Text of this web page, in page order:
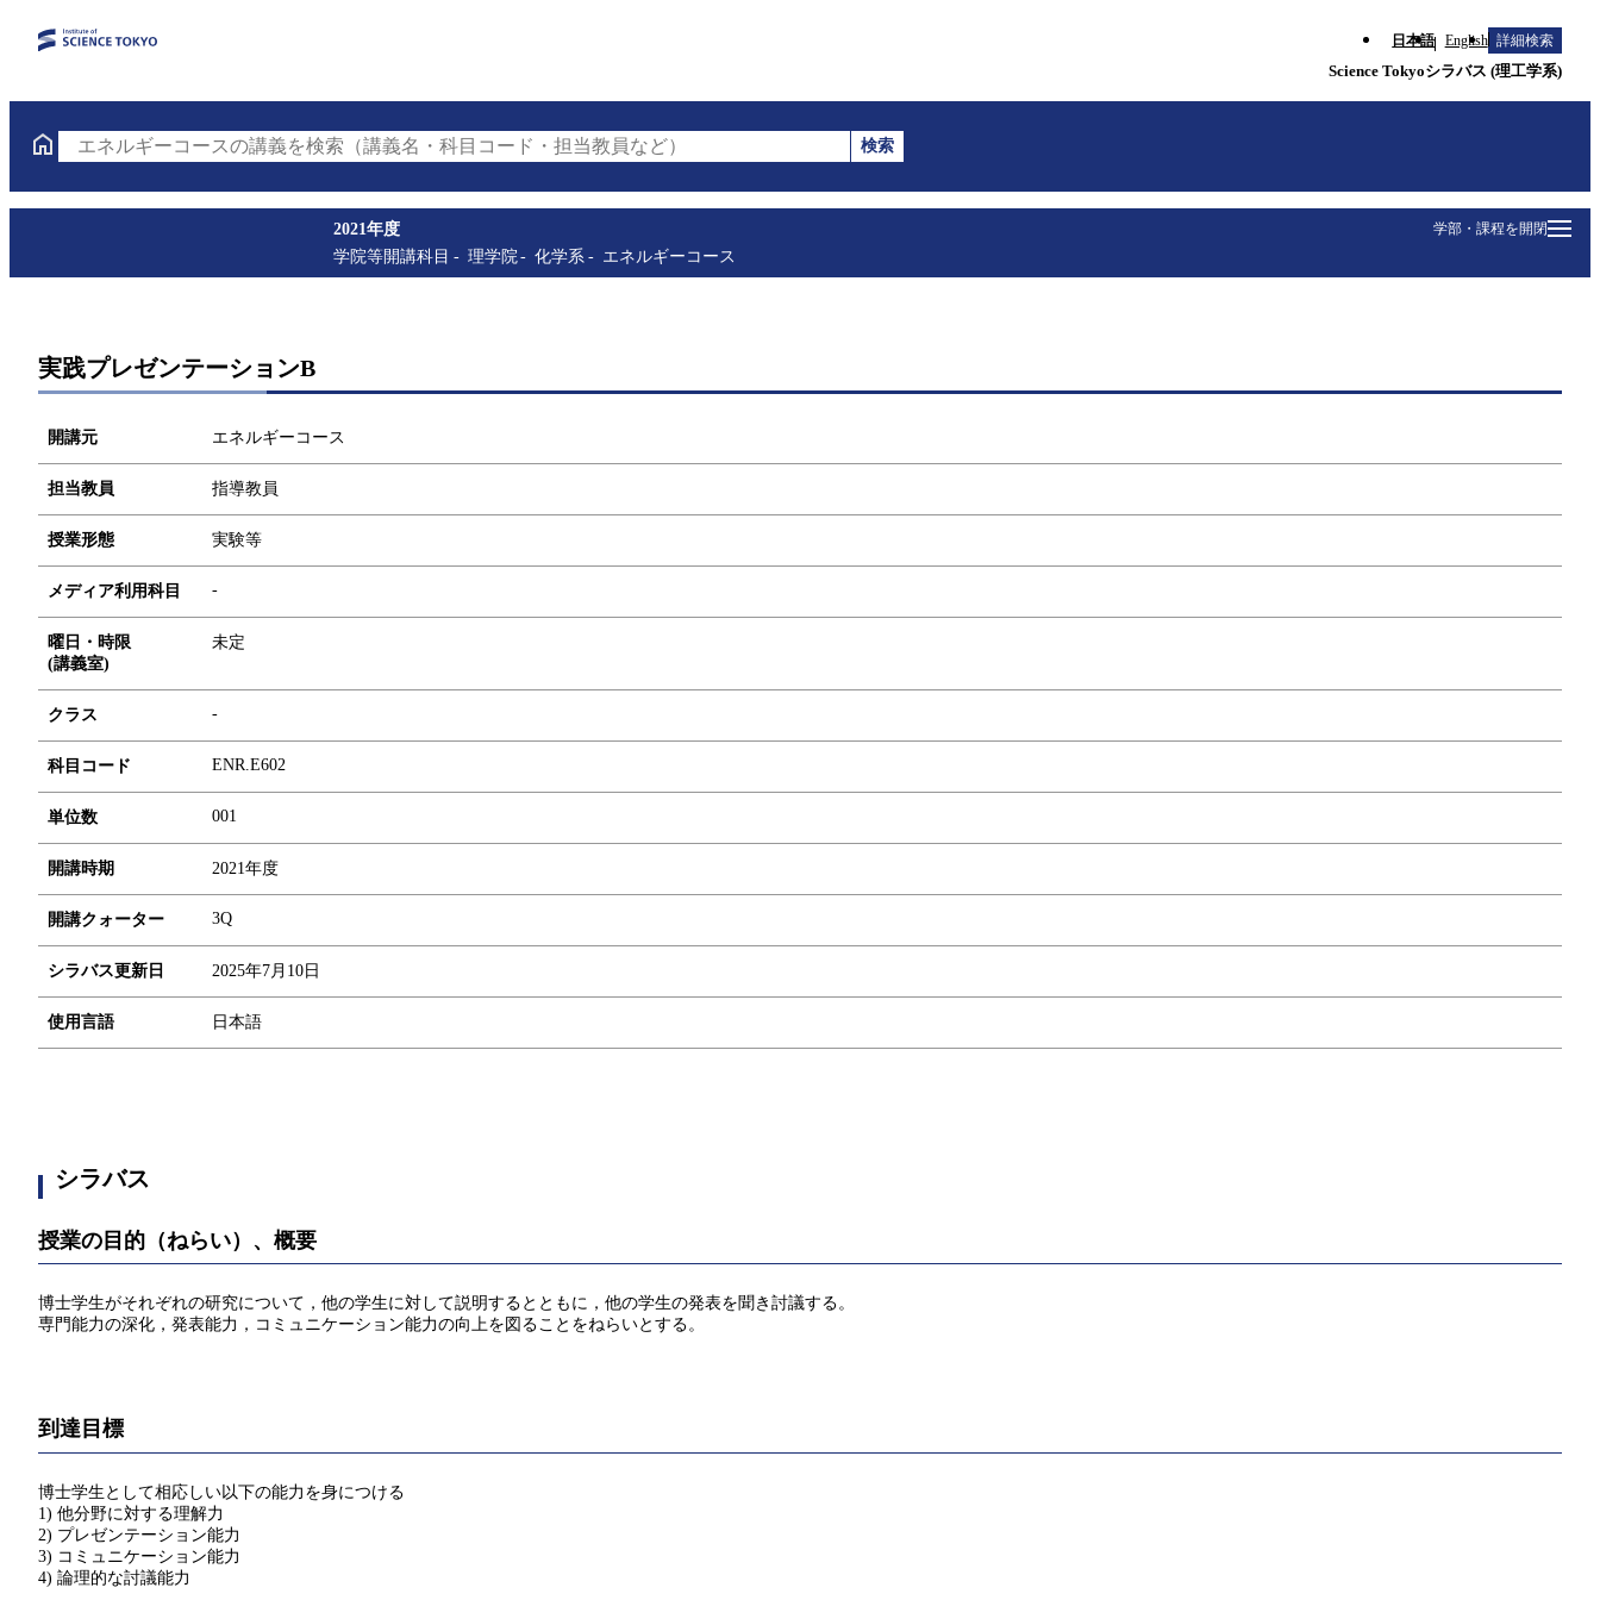
日本語 English 詳細検索
Science Tokyoシラバス (理工学系)
エネルギーコースの講義を検索（講義名・科目コード・担当教員など）
検索
学部・課程を開閉
2021年度
学院等開講科目
理学院 化学系 エネルギーコース
実践プレゼンテーションB
開講元 エネルギーコース
担当教員 指導教員
授業形態 実験等
メディア利用科目 -
曜日・時限
(講義室)
未定
クラス -
科目コード ENR.E602
単位数 001
開講時期 2021年度
開講クォーター 3Q
シラバス更新日 2025年7月10日
使用言語 日本語
シラバス
授業の目的（ねらい）、概要
博士学生がそれぞれの研究について，他の学生に対して説明するとともに，他の学生の発表を聞き討議する。
専門能力の深化，発表能力，コミュニケーション能力の向上を図ることをねらいとする。
到達目標
博士学生として相応しい以下の能力を身につける
1) 他分野に対する理解力
2) プレゼンテーション能力
3) コミュニケーション能力
4) 論理的な討議能力